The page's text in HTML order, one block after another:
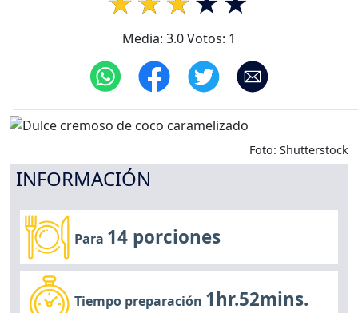
Media: 3.0Votos: 1
Foto: Shutterstock
INFORMACIÓN
Para 14 porciones
Tiempo preparación 1hr.52mins.